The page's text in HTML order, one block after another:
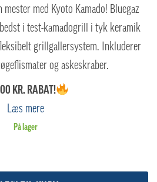
kundebedømmelser
pris
var:
9,295kr..
pris
er:
8,595kr..
med Kyoto Kamado! Bluegaz
i test-kamadogrill i tyk keramik
grillgallersystem. Inkluderer
og askeskraber.
KR. RABAT!
Læs mere
På lager